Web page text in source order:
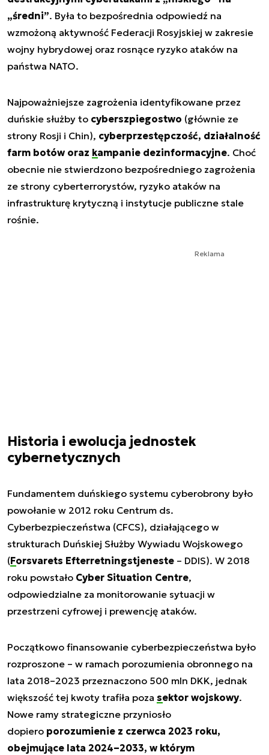
„średni”. Była to bezpośrednia odpowiedź na
wzmożoną aktywność Federacji Rosyjskiej w zakresie
wojny hybrydowej oraz rosnące ryzyko ataków na
państwa NATO.
Najpoważniejsze zagrożenia identyfikowane przez
duńskie służby to cyberszpiegostwo (głównie ze
strony Rosji i Chin), cyberprzestępczość, działalność
farm botów oraz kampanie dezinformacyjne. Choć
obecnie nie stwierdzono bezpośredniego zagrożenia
ze strony cyberterrorystów, ryzyko ataków na
infrastrukturę krytyczną i instytucje publiczne stale
rośnie.
Reklama
Historia i ewolucja jednostek
cybernetycznych
Fundamentem duńskiego systemu cyberobrony było
powołanie w 2012 roku Centrum ds.
Cyberbezpieczeństwa (CFCS), działającego w
strukturach Duńskiej Służby Wywiadu Wojskowego
(Forsvarets Efterretningstjeneste – DDIS). W 2018
roku powstało Cyber Situation Centre,
odpowiedzialne za monitorowanie sytuacji w
przestrzeni cyfrowej i prewencję ataków.
Początkowo finansowanie cyberbezpieczeństwa było
rozproszone – w ramach porozumienia obronnego na
lata 2018–2023 przeznaczono 500 mln DKK, jednak
większość tej kwoty trafiła poza sektor wojskowy.
Nowe ramy strategiczne przyniosło
dopiero porozumienie z czerwca 2023 roku,
obejmujące lata 2024–2033, w którym